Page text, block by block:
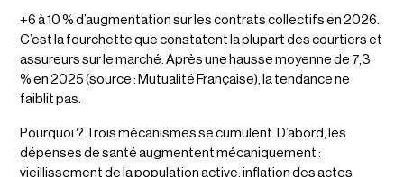
+6 à 10 % d’augmentation sur les contrats collectifs en 2026.
C’est la fourchette que constatent la plupart des courtiers et
assureurs sur le marché. Après une hausse moyenne de 7,3
% en 2025 (source : Mutualité Française), la tendance ne
faiblit pas.
Pourquoi ? Trois mécanismes se cumulent. D’abord, les
dépenses de santé augmentent mécaniquement :
vieillissement de la population active, inflation des actes